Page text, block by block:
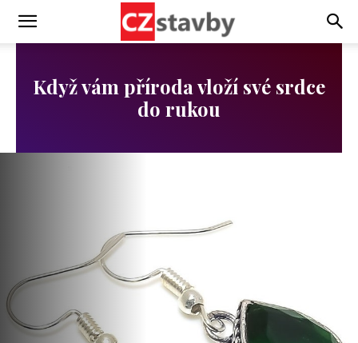
Když vám příroda vloží své srdce
do rukou